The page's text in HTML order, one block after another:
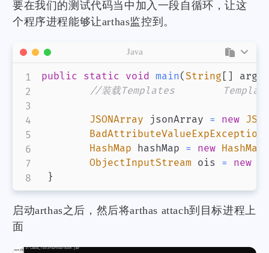
要在我们的测试代码当中加入一段自循环，让这
个程序进程能够让arthas监控到。
public static void main( String [ ] args
//装载Templates
JSONArray jsonArray = new
BadAttributeValueExpException
HashMap hashMap = new HashMap
ObjectInputStream ois = new
}
Java
启动arthas之后，然后将arthas attach到目标进程上
面